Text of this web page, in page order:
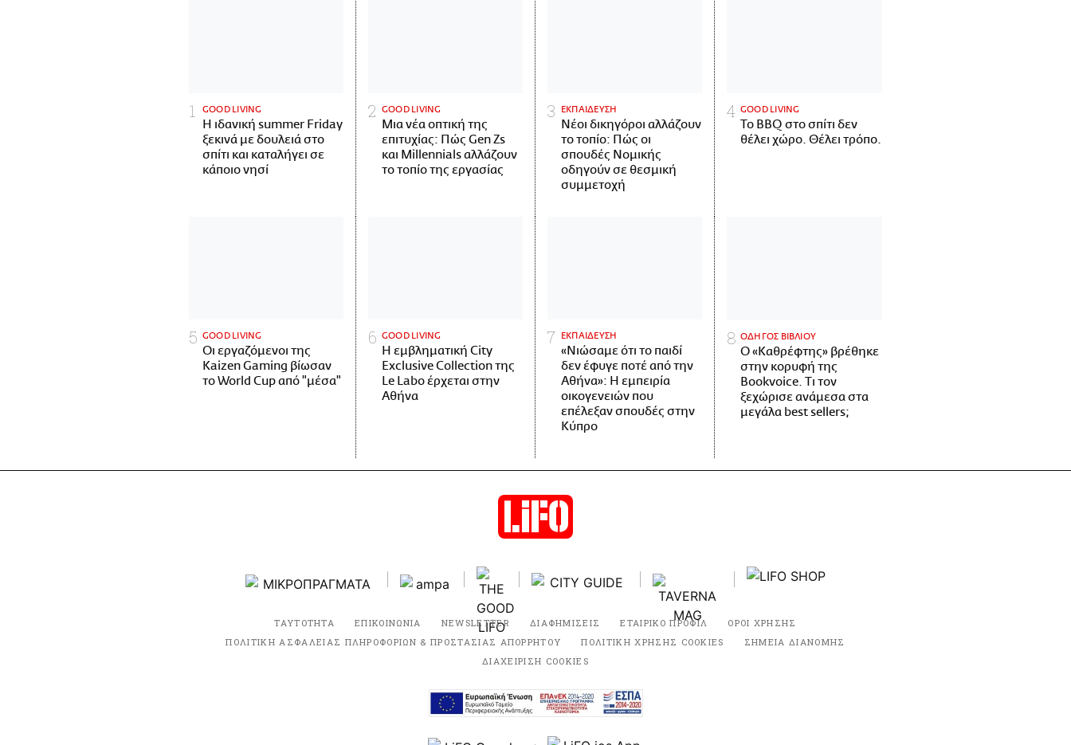
GOOD LIVING
Η ιδανική summer Friday
ξεκινά με δουλειά στο
σπίτι και καταλήγει σε
κάποιο νησί
GOOD LIVING
Μια νέα οπτική της
επιτυχίας: Πώς Gen Zs
και Millennials αλλάζουν
το τοπίο της εργασίας
ΕΚΠΑΙΔΕΥΣΗ
Νέοι δικηγόροι αλλάζουν
το τοπίο: Πώς οι
σπουδές Νομικής
οδηγούν σε θεσμική
συμμετοχή
GOOD LIVING
Το BBQ στο σπίτι δεν
θέλει χώρο. Θέλει τρόπο.
GOOD LIVING
Οι εργαζόμενοι της
Kaizen Gaming βίωσαν
το World Cup από "μέσα"
GOOD LIVING
Η εμβληματική City
Exclusive Collection της
Le Labo έρχεται στην
Αθήνα
ΕΚΠΑΙΔΕΥΣΗ
«Νιώσαμε ότι το παιδί
δεν έφυγε ποτέ από την
Αθήνα»: Η εμπειρία
οικογενειών που
επέλεξαν σπουδές στην
Κύπρο
ΟΔΗΓΟΣ ΒΙΒΛΙΟΥ
Ο «Καθρέφτης» βρέθηκε
στην κορυφή της
Bookvoice. Τι τον
ξεχώρισε ανάμεσα στα
μεγάλα best sellers;
ΤΑΥΤΟΤΗΤΑ ΕΠΙΚΟΙΝΩΝΙΑ NEWSLETTER ΔΙΑΦΗΜΙΣΕΙΣ ΕΤΑΙΡΙΚΟ ΠΡΟΦΙΛ
ΟΡΟΙ ΧΡΗΣΗΣ
ΠΟΛΙΤΙΚΗ ΑΣΦΑΛΕΙΑΣ ΠΛΗΡΟΦΟΡΙΩΝ & ΠΡΟΣΤΑΣΙΑΣ ΑΠΟΡΡΗΤΟΥ
ΠΟΛΙΤΙΚΗ ΧΡΗΣΗΣ COOKIES
ΣΗΜΕΙΑ ΔΙΑΝΟΜΗΣ
ΔΙΑΧΕΙΡΙΣΗ COOKIES